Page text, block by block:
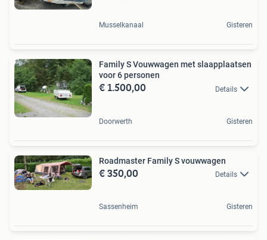
Musselkanaal Gisteren
Family S Vouwwagen met slaapplaatsen
voor 6 personen
€ 1.500,00 Details
Doorwerth Gisteren
Roadmaster Family S vouwwagen
€ 350,00 Details
Sassenheim Gisteren